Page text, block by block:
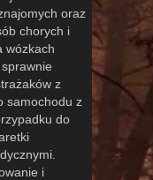
oraz
chorych i
wózkach
z
samochodu z
do
i